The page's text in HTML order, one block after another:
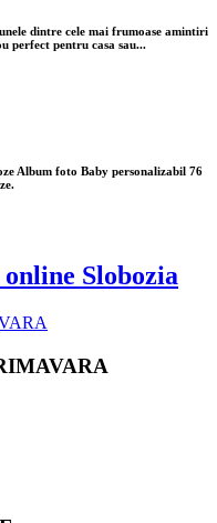
dintre cele mai frumoase amintiri
perfect pentru casa sau...
Album foto Baby personalizabil 76
Slobozia